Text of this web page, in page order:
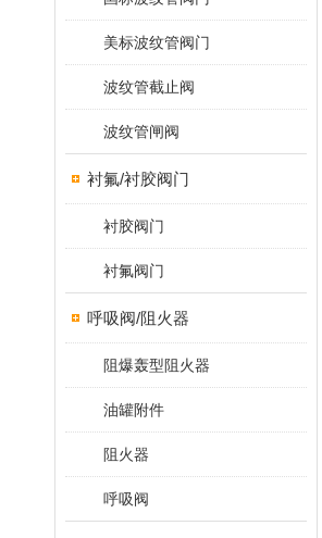
美标波纹管阀门
波纹管截止阀
波纹管闸阀
衬氟/衬胶阀门
衬胶阀门
衬氟阀门
呼吸阀/阻火器
阻爆轰型阻火器
油罐附件
阻火器
呼吸阀